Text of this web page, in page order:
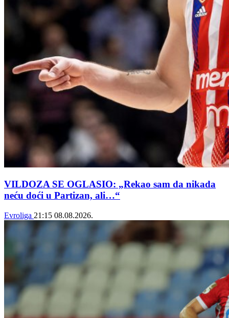
VILDOZA SE OGLASIO: „Rekao sam da nikada
neću doći u Partizan, ali…“
Evroliga 21:15 08.08.2026.